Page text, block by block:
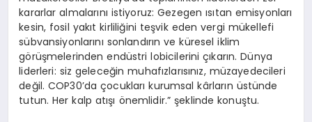
kararlar almalarını istiyoruz: Gezegen ısıtan emisyonları
kesin, fosil yakıt kirliliğini teşvik eden vergi mükellefi
sübvansiyonlarını sonlandırın ve küresel iklim
görüşmelerinden endüstri lobicilerini çıkarın. Dünya
liderleri: siz geleceğin muhafızlarısınız, müzayedecileri
değil. COP30’daçocukları kurumsal kârların üstünde
tutun. Her kalp atışı önemlidir.” şeklinde konuştu.